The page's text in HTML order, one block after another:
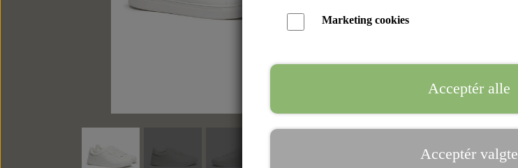
Kortholdere
Marketing cookies
Acceptér alle
Acceptér valgte